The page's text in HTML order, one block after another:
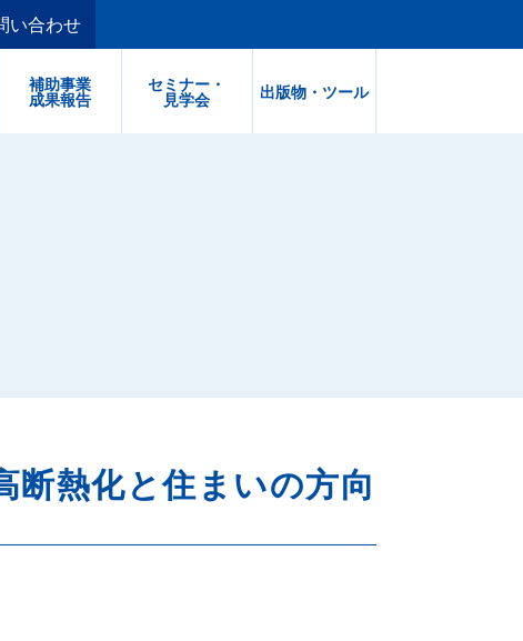
補助事業
成果報告
セミナー・
見学会
出版物・ツール
い合わせ
断熱化と住まいの方向